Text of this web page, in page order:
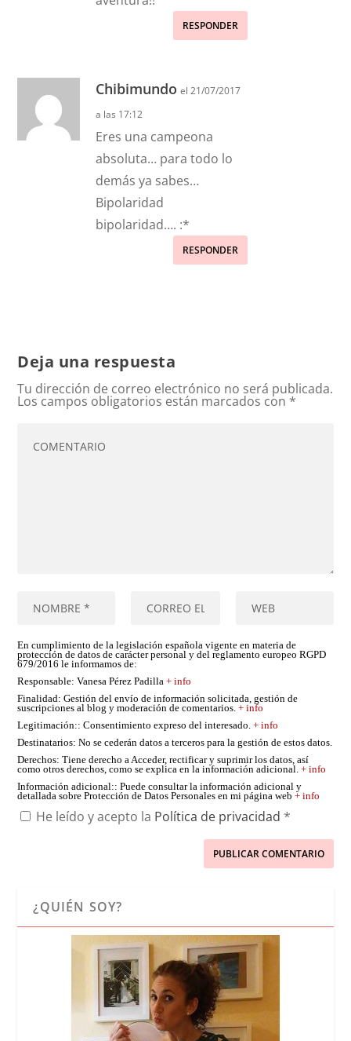
RESPONDER
Chibimundo el 21/07/2017
a las 17:12
Eres una campeona
absoluta… para todo lo
demás ya sabes…
Bipolaridad
bipolaridad…. :*
RESPONDER
Deja una respuesta
Tu dirección de correo electrónico no será publicada.
Los campos obligatorios están marcados con *
En cumplimiento de la legislación española vigente en materia de
protección de datos de carácter personal y del reglamento europeo RGPD
679/2016 le informamos de:
Responsable: Vanesa Pérez Padilla+ info
Finalidad: Gestión del envío de información solicitada, gestión de
suscripciones al blog y moderación de comentarios.+ info
Legitimación:: Consentimiento expreso del interesado.+ info
Destinatarios: No se cederán datos a terceros para la gestión de estos datos.
Derechos: Tiene derecho a Acceder, rectificar y suprimir los datos, así
como otros derechos, como se explica en la información adicional.+ info
Información adicional:: Puede consultar la información adicional y
detallada sobre Protección de Datos Personales en mi página web+ info
He leído y acepto la Política de privacidad *
¿QUIÉN SOY?